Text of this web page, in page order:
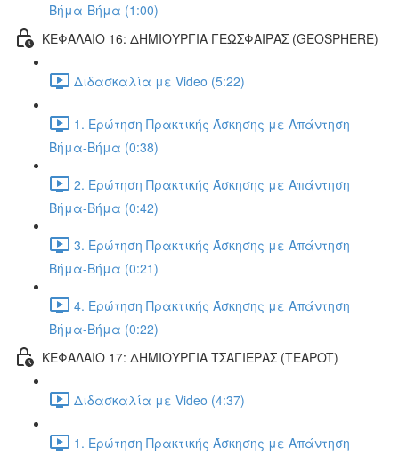
Βήμα-Βήμα (1:00)
ΚΕΦΑΛΑΙΟ 16: ΔΗΜΙΟΥΡΓΙΑ ΓΕΩΣΦΑΙΡΑΣ (GEOSPHERE)
Διδασκαλία με Video (5:22)
1. Ερώτηση Πρακτικής Άσκησης με Απάντηση
Βήμα-Βήμα (0:38)
2. Ερώτηση Πρακτικής Άσκησης με Απάντηση
Βήμα-Βήμα (0:42)
3. Ερώτηση Πρακτικής Άσκησης με Απάντηση
Βήμα-Βήμα (0:21)
4. Ερώτηση Πρακτικής Άσκησης με Απάντηση
Βήμα-Βήμα (0:22)
ΚΕΦΑΛΑΙΟ 17: ΔΗΜΙΟΥΡΓΙΑ ΤΣΑΓΙΕΡΑΣ (TEAPOT)
Διδασκαλία με Video (4:37)
1. Ερώτηση Πρακτικής Άσκησης με Απάντηση